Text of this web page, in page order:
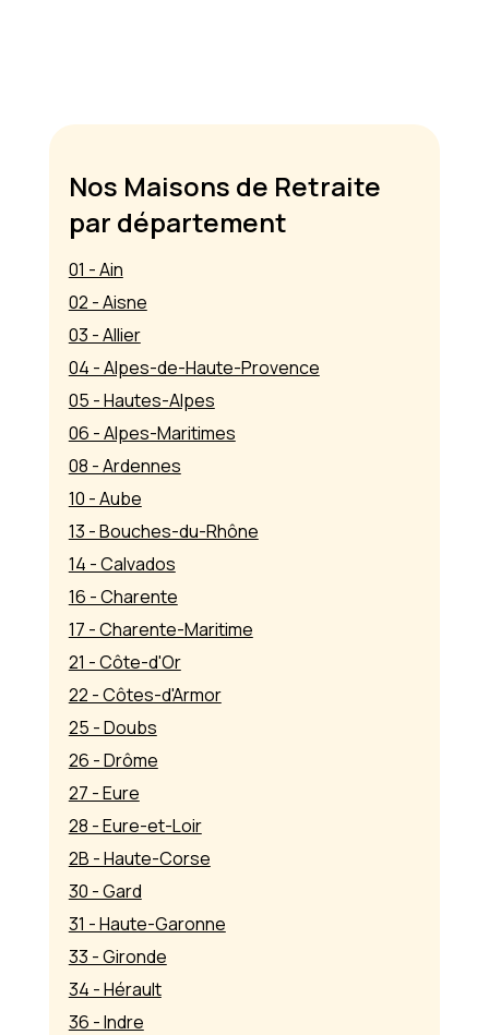
Nos Maisons de Retraite
par département
01 - Ain
02 - Aisne
03 - Allier
04 - Alpes-de-Haute-Provence
05 - Hautes-Alpes
06 - Alpes-Maritimes
08 - Ardennes
10 - Aube
13 - Bouches-du-Rhône
14 - Calvados
16 - Charente
17 - Charente-Maritime
21 - Côte-d'Or
22 - Côtes-d'Armor
25 - Doubs
26 - Drôme
27 - Eure
28 - Eure-et-Loir
2B - Haute-Corse
30 - Gard
31 - Haute-Garonne
33 - Gironde
34 - Hérault
36 - Indre